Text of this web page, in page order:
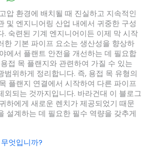
압 환경에 배치될 때 진실하고 지속적인
및 엔지니어링 산업 내에서 귀중한 구성
. 숙련된 기계 엔지니어이든 이제 막 시작
한 기본 파이프 요소는 생산성을 향상하
에서 플랜트 안전을 개선하는 데 필요합
접 목 플랜지와 관련하여 가질 수 있는
범위하게 정리합니다. 즉, 용접 목 유형의
플랜지 연결에서 시작하여 다른 파이프
외되는 것까지입니다. 바라건대 이 블로그
하에게 새로운 렌치가 제공되었기 때문
설계하는 데 필요한 필수 역량을 갖추게
엇입니까?